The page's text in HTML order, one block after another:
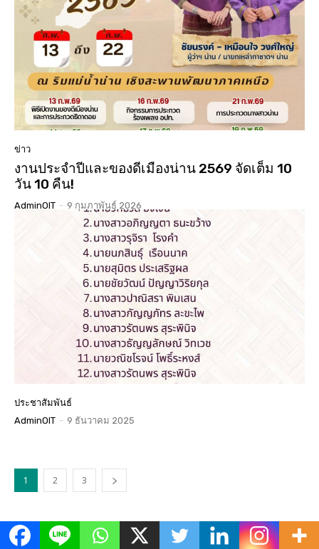
ข่าว
งานประจำปีและของดีเมืองน่าน 2569 จัดเต็ม 10
วัน 10 คืน!
AdminOIT - 9 กุมภาพันธ์ 2026
ประชาสัมพันธ์
AdminOIT - 9 ธันวาคม 2025
1 2 3
ข่าวเด่น All